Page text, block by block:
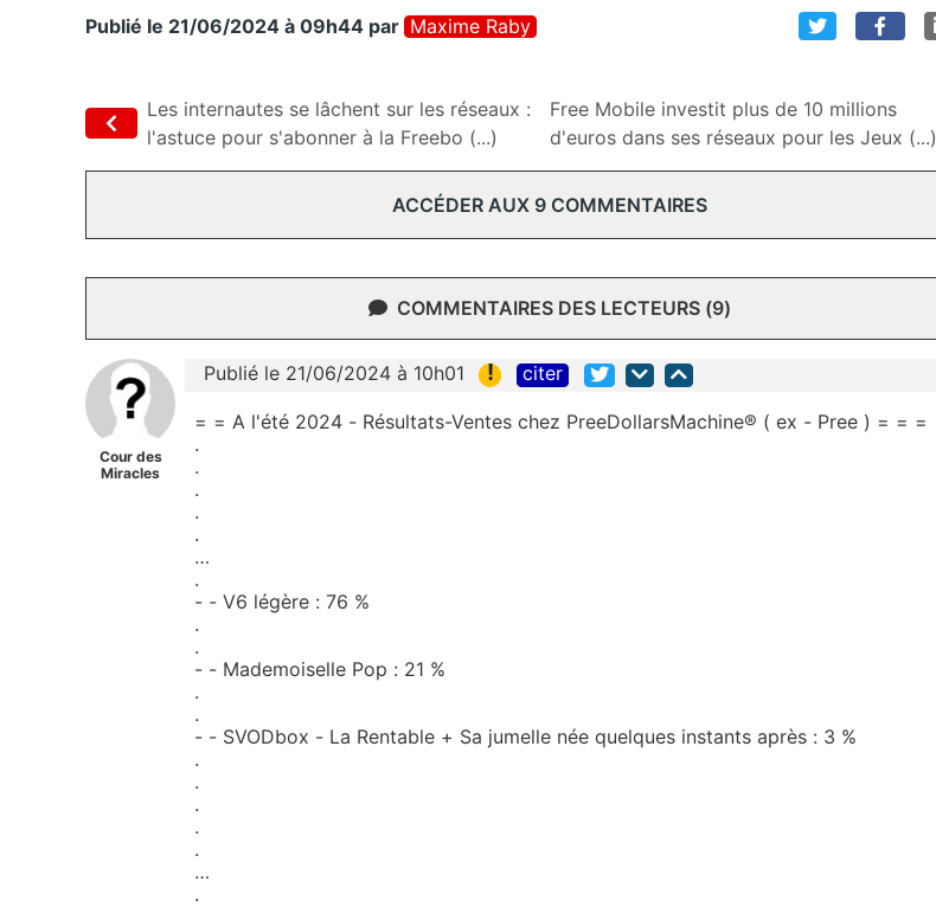
Publié le 21/06/2024 à 09h44 par Maxime Raby
Les internautes se lâchent sur les réseaux :
l'astuce pour s'abonner à la Freebo (...)
Free Mobile investit plus de 10 millions
d'euros dans ses réseaux pour les Jeux (...)
ACCÉDER AUX 9 COMMENTAIRES
COMMENTAIRES DES LECTEURS (9)
Cour des
Miracles
Publié le 21/06/2024 à 10h01 ! citer
= = A l'été 2024 - Résultats-Ventes chez PreeDollarsMachine® ( ex - Pree ) = = =
.
.
.
.
.
…
.
- - V6 légère : 76 %
.
.
- - Mademoiselle Pop : 21 %
.
.
- - SVODbox - La Rentable + Sa jumelle née quelques instants après : 3 %
.
.
.
.
.
…
.